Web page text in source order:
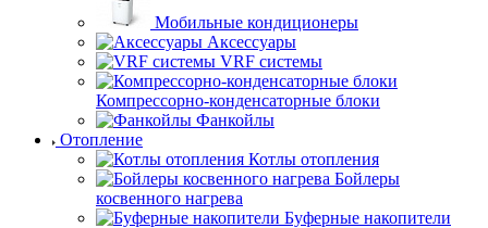
Мобильные кондиционеры
Аксессуары
VRF системы
Компрессорно-конденсаторные блоки
Фанкойлы
Отопление
Котлы отопления
Бойлеры
косвенного нагрева
Буферные накопители